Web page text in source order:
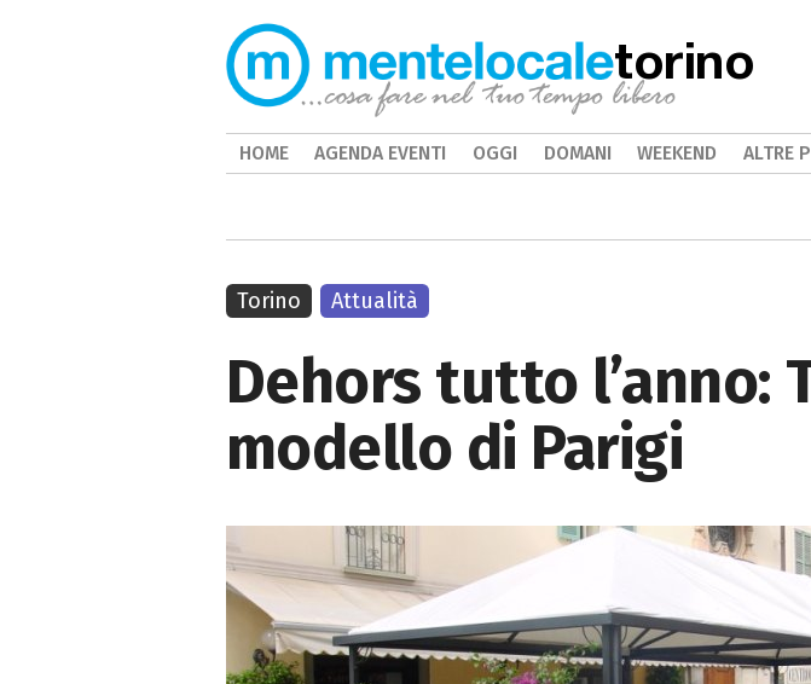
Dehors tutto l’anno:
modello di Parigi
Torino Attualità
torino
HOME AGENDA EVENTI OGGI DOMANI WEEKEND ALTRE